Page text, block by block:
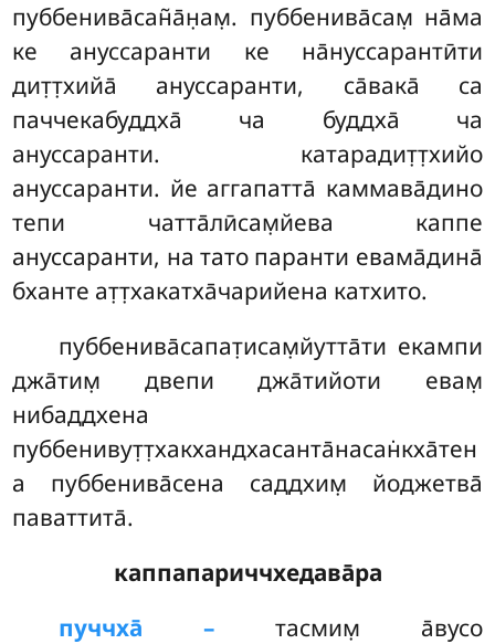
пуббенива̄сан̃а̄н̣ам̣. пуббенива̄сам̣ на̄ма
ке ануссаранти ке на̄нуссарантӣти
дит̣т̣хийа̄ ануссаранти, са̄вака̄ са
паччекабуддха̄ ча буддха̄ ча
ануссаранти. катарадит̣т̣хийо
ануссаранти. йе аггапатта̄ каммава̄дино
тепи чатта̄лӣсам̣йева каппе
ануссаранти, на тато паранти евама̄дина̄
бханте ат̣т̣хакатха̄чарийена катхито.
пуббенива̄сапат̣исам̣йутта̄ти екампи
джа̄тим̣ двепи джа̄тийоти евам̣
нибаддхена
пуббенивут̣т̣хакхандхасанта̄насан̇кха̄тен
а пуббенива̄сена саддхим̣ йоджетва̄
паваттита̄.
каппапариччхедава̄ра
пуччха̄ –тасмим̣ а̄вусо